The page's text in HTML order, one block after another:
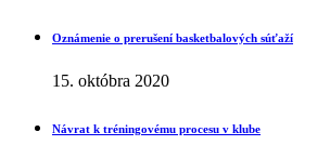
Oznámenie o prerušení basketbalových súťaží
15. októbra 2020
Návrat k tréningovému procesu v klube